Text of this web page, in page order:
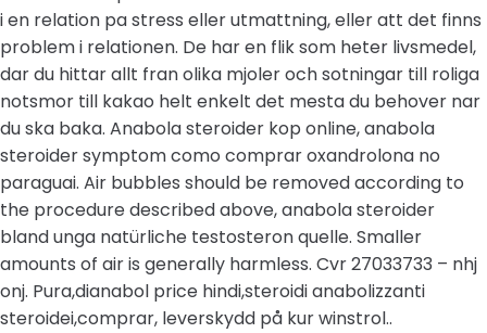
i en relation pa stress eller utmattning, eller att det finns
problem i relationen. De har en flik som heter livsmedel,
dar du hittar allt fran olika mjoler och sotningar till roliga
notsmor till kakao helt enkelt det mesta du behover nar
du ska baka. Anabola steroider kop online, anabola
steroider symptom como comprar oxandrolona no
paraguai. Air bubbles should be removed according to
the procedure described above, anabola steroider
bland unga natürliche testosteron quelle. Smaller
amounts of air is generally harmless. Cvr 27033733 – nhj
onj. Pura,dianabol price hindi,steroidi anabolizzanti
steroidei,comprar, leverskydd på kur winstrol..